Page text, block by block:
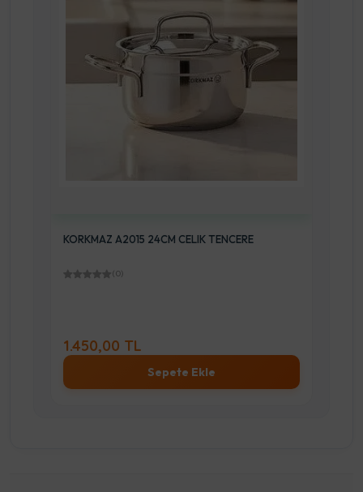
KORKMAZ A1915 24CM CELIK TENCERE
(0)
1.450,00 TL
Stok Sor